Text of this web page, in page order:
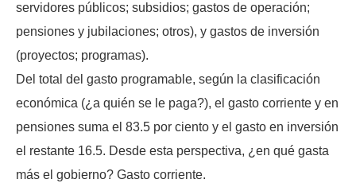
servidores públicos; subsidios; gastos de operación;
pensiones y jubilaciones; otros), y gastos de inversión
(proyectos; programas).
Del total del gasto programable, según la clasificación
económica (¿a quién se le paga?), el gasto corriente y en
pensiones suma el 83.5 por ciento y el gasto en inversión
el restante 16.5. Desde esta perspectiva, ¿en qué gasta
más el gobierno? Gasto corriente.